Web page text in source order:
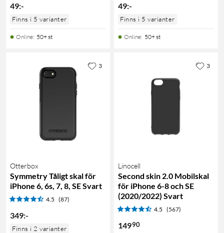
49:-
Finns i 5 varianter
Online: 50+ st
49:-
Finns i 5 varianter
Online: 50+ st
Otterbox
Symmetry Tåligt skal för
iPhone 6, 6s, 7, 8, SE Svart
4.5 (87)
349:-
Finns i 2 varianter
3
Linocell
Second skin 2.0 Mobilskal
för iPhone 6-8 och SE
(2020/2022) Svart
4.5 (567)
14990
3